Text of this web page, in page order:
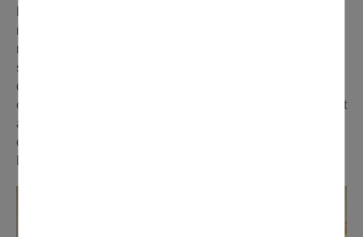
municipal le 25 mars, avec un arrêt spécialement pour
nos retraités, la Résidence Hélène Moutet a proposé à
ses seniors de célébrer son propre Carnaval, le 9 mars
dernier. Déguisements, chants, danses et dégustation de
crêpes faites maison, les 70 convives ont particulièrement
apprécié ce rendez-vous festif animé par le groupe « Les
c’est nous », composé de résidents d’ARPAVIE de